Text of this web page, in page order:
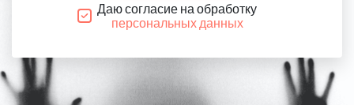
Даю согласие на обработку
персональных данных